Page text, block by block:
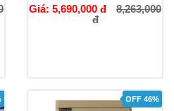
Giá: 5,690,000 đ
8,263,000
đ
OFF 46%